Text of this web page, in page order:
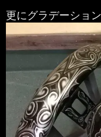
更にグラデーショ